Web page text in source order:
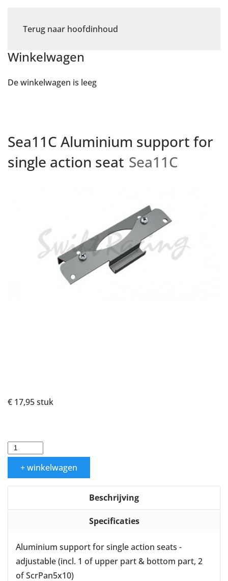
Terug naar hoofdinhoud
Winkelwagen
De winkelwagen is leeg
Sea11C Aluminium support for
single action seat Sea11C
€ 17,95stuk
+ winkelwagen
Beschrijving
Specificaties
Aluminium support for single action seats -
adjustable (incl. 1 of upper part & bottom part, 2
of ScrPan5x10)